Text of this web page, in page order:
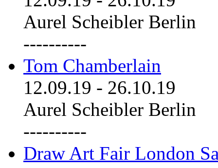
Aurel Scheibler Berlin
----------
Tom Chamberlain
12.09.19 - 26.10.19
Aurel Scheibler Berlin
----------
Draw Art Fair London